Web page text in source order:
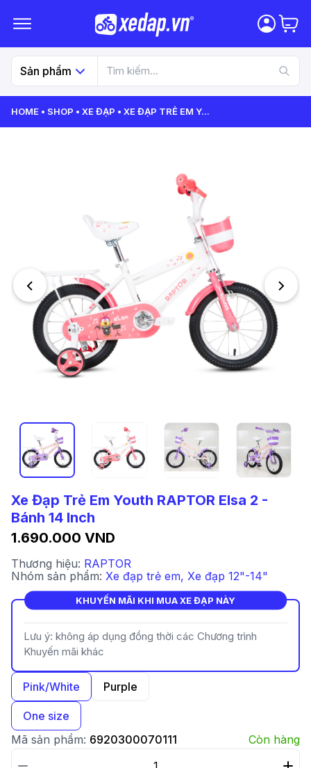
Sản phẩm
HOME SHOP XE ĐẠP XE ĐẠP TRẺ EM Y...
Xe Đạp Trẻ Em Youth RAPTOR Elsa 2 -
Bánh 14 Inch
1.690.000 VND
Thương hiệu: RAPTOR
Nhóm sản phẩm: Xe đạp trẻ em, Xe đạp 12"-14"
KHUYẾN MÃI KHI MUA XE ĐẠP NÀY
Lưu ý: không áp dụng đồng thời các Chương trình
Khuyến mãi khác
Pink/White Purple
One size
Mã sản phẩm: 6920300070111 Còn hàng